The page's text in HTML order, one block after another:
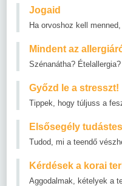
Jogaid
Ha orvoshoz kell
Mindent az
Szénanátha?
Győzd le a stresszt!
Tippek, hogy túljuss a
Elsősegély
Tudod, mi a teendő
Kérdések a korai
Aggodalmak, kételyek a